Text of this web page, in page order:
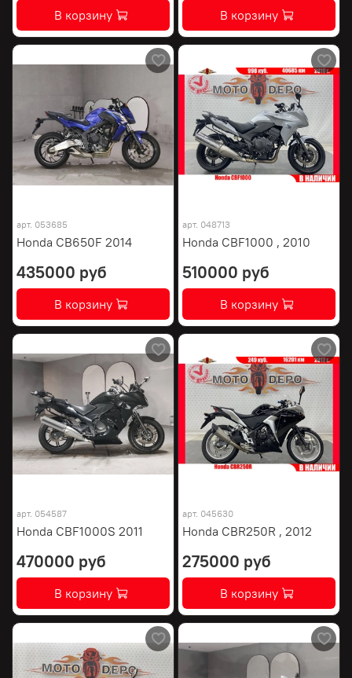
В корзину В корзину
арт. 053685
Honda CB650F 2014
435000 руб
В корзину
арт. 048713
Honda CBF1000 , 2010
510000 руб
В корзину
арт. 054587
Honda CBF1000S 2011
470000 руб
В корзину
арт. 045630
Honda CBR250R , 2012
275000 руб
В корзину